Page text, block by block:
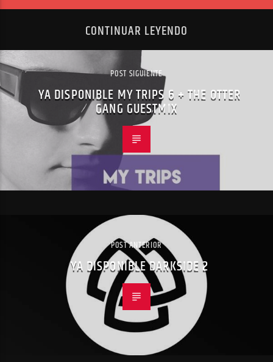
CONTINUAR LEYENDO
POST SIGUIENTE
YA DISPONIBLE MY TRIPS 6 + THE OTTER
GANG GUESTMIX
POST ANTERIOR
YA DISPONIBLE DARKSIDE 2